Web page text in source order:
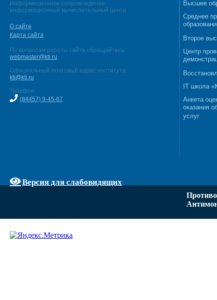
Информационное сопровождение:
информационный вычислительный центр
О сайте
Карта сайта
По вопросам работы сайта обращайтесь:
webmaster@kti.ru
Официальный почтовый адрес института:
kti@kti.ru
Телефон:
(84457) 9-45-67
Версия для слабовидящих
Высшее
Среднее
Второе
Центр
IT школа
Анкета
оказания
услуг